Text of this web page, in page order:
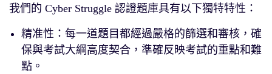
我們的 Cyber Struggle 認證題庫具有以下獨特特性：
精准性：每一道題目都經過嚴格的篩選和審核，確
保與考試大綱高度契合，準確反映考試的重點和難
點。